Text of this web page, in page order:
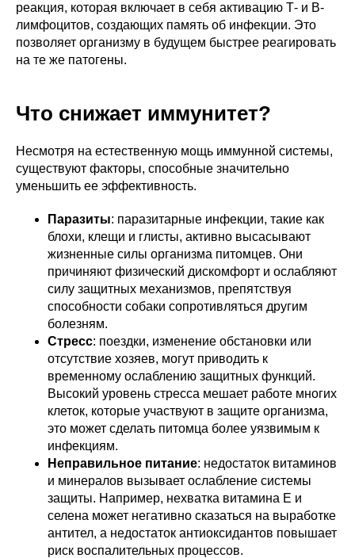
реакция, которая включает в себя активацию Т- и В-
лимфоцитов, создающих память об инфекции. Это
позволяет организму в будущем быстрее реагировать
на те же патогены.
Что снижает иммунитет?
Несмотря на естественную мощь иммунной системы,
существуют факторы, способные значительно
уменьшить ее эффективность.
Паразиты: паразитарные инфекции, такие как
блохи, клещи и глисты, активно высасывают
жизненные силы организма питомцев. Они
причиняют физический дискомфорт и ослабляют
силу защитных механизмов, препятствуя
способности собаки сопротивляться другим
болезням.
Стресс: поездки, изменение обстановки или
отсутствие хозяев, могут приводить к
временному ослаблению защитных функций.
Высокий уровень стресса мешает работе многих
клеток, которые участвуют в защите организма,
это может сделать питомца более уязвимым к
инфекциям.
Неправильное питание: недостаток витаминов
и минералов вызывает ослабление системы
защиты. Например, нехватка витамина E и
селена может негативно сказаться на выработке
антител, а недостаток антиоксидантов повышает
риск воспалительных процессов.